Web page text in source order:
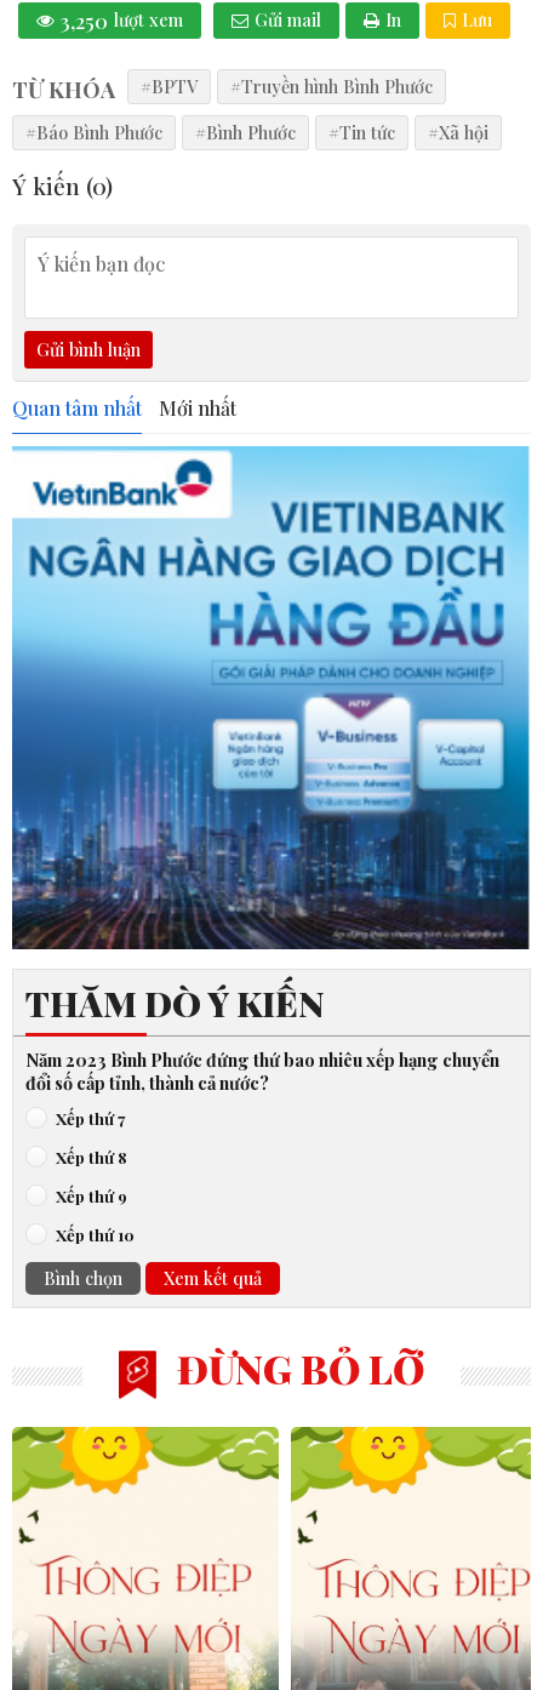
3,250 lượt xem Gửi mail In Lưu
TỪ KHÓA #BPTV
#Truyền hình Bình Phước
#Báo Bình Phước
#Bình Phước #Tin tức #Xã hội
Ý kiến (0)
Gửi bình luận
Quan tâm nhất Mới nhất
THĂM DÒ Ý KIẾN
Năm 2023 Bình Phước đứng thứ bao nhiêu xếp hạng chuyển
đổi số cấp tỉnh, thành cả nước?
Xếp thứ 7
Xếp thứ 8
Xếp thứ 9
Xếp thứ 10
Bình chọn Xem kết quả
ĐỪNG BỎ LỠ